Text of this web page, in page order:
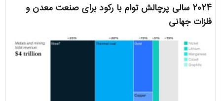
۲۰۲۴ سالی پرچالش توام با رکود برای صنعت معدن و
فلزات جهانی